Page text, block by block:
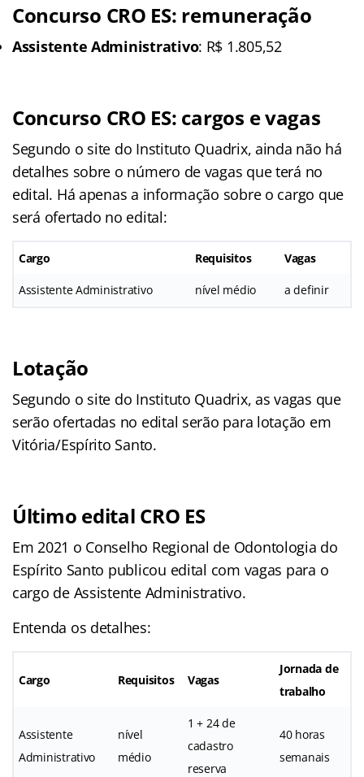
Concurso CRO ES: remuneração
Assistente Administrativo: R$ 1.805,52
Concurso CRO ES: cargos e vagas
Segundo o site do Instituto Quadrix, ainda não há
detalhes sobre o número de vagas que terá no
edital. Há apenas a informação sobre o cargo que
será ofertado no edital:
Cargo Requisitos Vagas
Assistente Administrativo nível médio a definir
Lotação
Segundo o site do Instituto Quadrix, as vagas que
serão ofertadas no edital serão para lotação em
Vitória/Espírito Santo.
Último edital CRO ES
Em 2021 o Conselho Regional de Odontologia do
Espírito Santo publicou edital com vagas para o
cargo de Assistente Administrativo.
Entenda os detalhes:
Cargo Requisitos Vagas
Jornada de
trabalho
Assistente
Administrativo
nível
médio
1 + 24 de
cadastro
reserva
40 horas
semanais